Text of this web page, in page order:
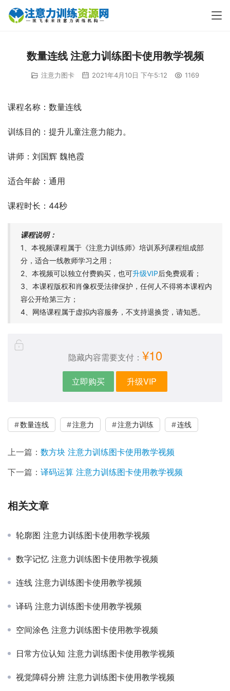
数量连线 注意力训练图卡使用教学视频
注意力图卡 2021年4月10日 下午5:12 1169
课程名称：数量连线
训练目的：提升儿童注意力能力。
讲师：刘国辉 魏艳霞
适合年龄：通用
课程时长：44秒
课程说明：
1、本视频课程属于《注意力训练师》培训系列课程组成部
分，适合一线教师学习之用；
2、本视频可以独立付费购买，也可升级VIP后免费观看；
3、本课程版权和肖像权受法律保护，任何人不得将本课程内
容公开给第三方；
4、网络课程属于虚拟内容服务，不支持退换货，请知悉。
隐藏内容需要支付： ¥10
立即购买 升级VIP
数量连线 注意力 注意力训练 连线
上一篇： 数方块 注意力训练图卡使用教学视频
下一篇： 译码运算 注意力训练图卡使用教学视频
相关文章
轮廓图 注意力训练图卡使用教学视频
数字记忆 注意力训练图卡使用教学视频
连线 注意力训练图卡使用教学视频
译码 注意力训练图卡使用教学视频
空间涂色 注意力训练图卡使用教学视频
日常方位认知 注意力训练图卡使用教学视频
视觉障碍分辨 注意力训练图卡使用教学视频